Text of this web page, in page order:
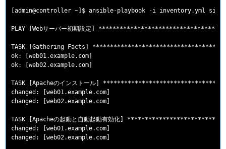
[admin@controller ~]$ ansible-playbook -i inventory.yml
PLAY [Webサーバー初期設定]
TASK [Gathering Facts]
ok: [web01.example.com]
ok: [web02.example.com]
TASK [Apacheのインストール]
changed: [web01.example.com]
changed: [web02.example.com]
TASK [Apacheの起動と自動起動有効化]
changed: [web01.example.com]
changed: [web02.example.com]